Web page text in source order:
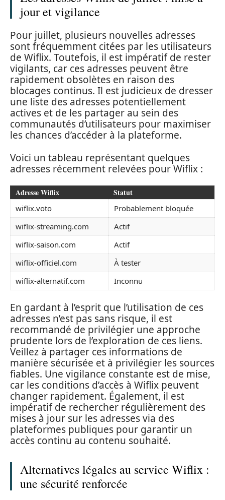
jour et vigilance
Pour juillet, plusieurs nouvelles adresses
sont fréquemment citées par les utilisateurs
de Wiflix. Toutefois, il est impératif de rester
vigilants, car ces adresses peuvent être
rapidement obsolètes en raison des
blocages continus. Il est judicieux de dresser
une liste des adresses potentiellement
actives et de les partager au sein des
communautés d’utilisateurs pour maximiser
les chances d’accéder à la plateforme.
Voici un tableau représentant quelques
adresses récemment relevées pour Wiflix :
Adresse Wiflix Statut
wiflix.voto
Probablement bloquée
wiflix-streaming.com
Actif
wiflix-saison.com
Actif
wiflix-officiel.com
À tester
wiflix-alternatif.com
Inconnu
En gardant à l’esprit que l’utilisation de ces
adresses n’est pas sans risque, il est
recommandé de privilégier une approche
prudente lors de l’exploration de ces liens.
Veillez à partager ces informations de
manière sécurisée et à privilégier les sources
fiables. Une vigilance constante est de mise,
car les conditions d’accès à Wiflix peuvent
changer rapidement. Également, il est
impératif de rechercher régulièrement des
mises à jour sur les adresses via des
plateformes publiques pour garantir un
accès continu au contenu souhaité.
Alternatives légales au service Wiflix :
une sécurité renforcée